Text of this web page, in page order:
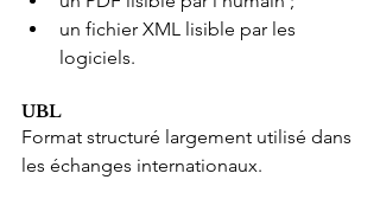
un fichier XML lisible par les
logiciels.
UBL
Format structuré largement utilisé dans
les échanges internationaux.